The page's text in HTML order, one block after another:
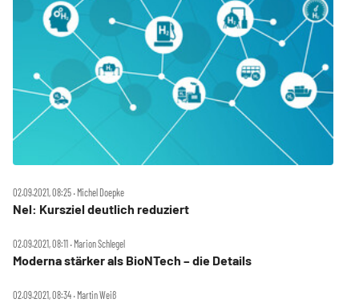
02.09.2021, 08:25 ‧ Michel Doepke
Nel: Kursziel deutlich reduziert
02.09.2021, 08:11 ‧ Marion Schlegel
Moderna stärker als BioNTech – die Details
02.09.2021, 08:34 ‧ Martin Weiß